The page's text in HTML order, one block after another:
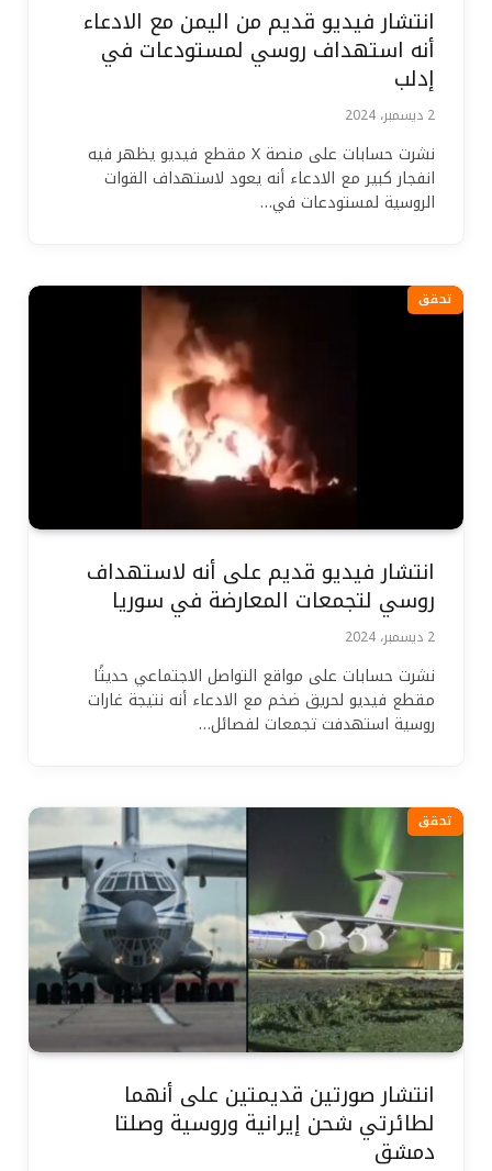
انتشار فيديو قديم من اليمن مع الادعاء
أنه استهداف روسي لمستودعات في
إدلب
2 ديسمبر، 2024
نشرت حسابات على منصة X مقطع فيديو يظهر فيه
انفجار كبير مع الادعاء أنه يعود لاستهداف القوات
الروسية لمستودعات في…
تحقق
انتشار فيديو قديم على أنه لاستهداف
روسي لتجمعات المعارضة في سوريا
2 ديسمبر، 2024
نشرت حسابات على مواقع التواصل الاجتماعي حديثًا
مقطع فيديو لحريق ضخم مع الادعاء أنه نتيجة غارات
روسية استهدفت تجمعات لفصائل…
تحقق
انتشار صورتين قديمتين على أنهما
لطائرتي شحن إيرانية وروسية وصلتا
دمشق